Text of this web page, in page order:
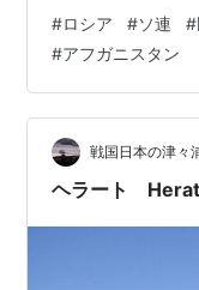
は｢民主主義｣とい
ンとして使われた
のだ。 当時、民主
れた。 ｢自由｣や｢
た。自由は諸刃の
ソ連崩壊後のロシ
#ロシア #ソ連 #
#アフガニスタン
戦国日本の津々
ヘラート Herat